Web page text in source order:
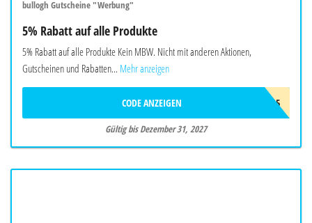
bullogh Gutscheine "Werbung"
5% Rabatt auf alle Produkte
5% Rabatt auf alle Produkte Kein MBW. Nicht mit anderen Aktionen,
Gutscheinen und Rabatten... Mehr anzeigen
BIO5
CODE ANZEIGEN
Gültig bis Dezember 31, 2027